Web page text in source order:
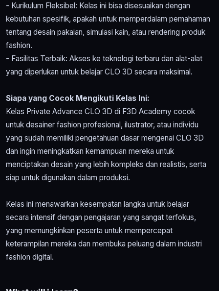
- Kurikulum Fleksibel: Kelas ini bisa disesuaikan dengan
kebutuhan spesifik, apakah untuk memperdalam pemahaman
tentang desain pakaian, simulasi kain, atau rendering produk
fashion.
- Fasilitas Terbaik: Akses ke teknologi terbaru dan alat-alat
yang diperlukan untuk belajar CLO 3D secara maksimal.
Siapa yang Cocok Mengikuti Kelas Ini:
Kelas Private Advance CLO 3D di F3D Academy cocok
untuk desainer fashion profesional, ilustrator, atau individu
yang sudah memiliki pengetahuan dasar mengenai CLO 3D
dan ingin meningkatkan kemampuan mereka untuk
menciptakan desain yang lebih kompleks dan realistis, serta
siap untuk digunakan dalam produksi.
Kelas ini menawarkan kesempatan langka untuk belajar
secara intensif dengan pengajaran yang sangat terfokus,
yang memungkinkan peserta untuk mempercepat
keterampilan mereka dan membuka peluang dalam industri
fashion digital.